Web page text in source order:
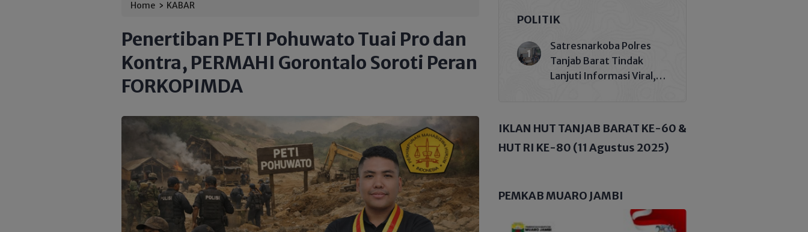
Home › KABAR
Penertiban PETI Pohuwato Tuai Pro dan
Kontra, PERMAHI Gorontalo Soroti Peran
FORKOPIMDA
POLITIK
Satresnarkoba Polres
Tanjab Barat Tindak
Lanjuti Informasi Viral,
IKLAN HUT TANJAB BARAT KE-60 &
HUT RI KE-80 (11 Agustus 2025)
PEMKAB MUARO JAMBI